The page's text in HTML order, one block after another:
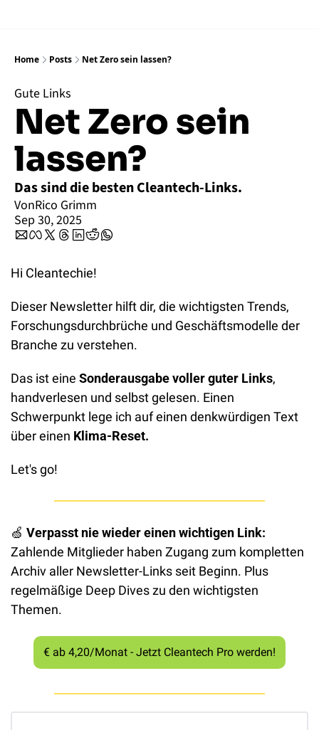
Home Posts Net Zero sein lassen?
Gute Links
Net Zero sein
lassen?
Das sind die besten Cleantech-Links.
VonRico Grimm
Sep 30, 2025
Hi Cleantechie!
Dieser Newsletter hilft dir, die wichtigsten Trends,
Forschungsdurchbrüche und Geschäftsmodelle der
Branche zu verstehen.
Das ist eine Sonderausgabe voller guter Links,
handverlesen und selbst gelesen. Einen
Schwerpunkt lege ich auf einen denkwürdigen Text
über einen Klima-Reset.
Let's go!
🍏
Zahlende Mitglieder haben Zugang zum kompletten
Archiv aller Newsletter-Links seit Beginn. Plus
regelmäßige Deep Dives zu den wichtigsten
Themen.
€ ab 4,20/Monat - Jetzt Cleantech Pro werden!